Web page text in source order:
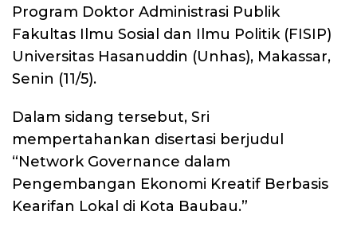
Program Doktor Administrasi Publik
Fakultas Ilmu Sosial dan Ilmu Politik (FISIP)
Universitas Hasanuddin (Unhas), Makassar,
Senin (11/5).
Dalam sidang tersebut, Sri
mempertahankan disertasi berjudul
“Network Governance dalam
Pengembangan Ekonomi Kreatif Berbasis
Kearifan Lokal di Kota Baubau.”